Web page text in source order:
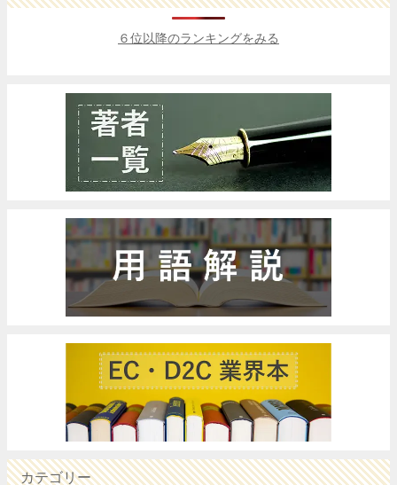
６位以降のランキングをみる
カテゴリー